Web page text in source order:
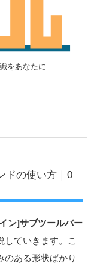
をあなたに
前へ

ドの使い方｜0
ン]サブツールバー
していきます。こ
のある形状ばかり